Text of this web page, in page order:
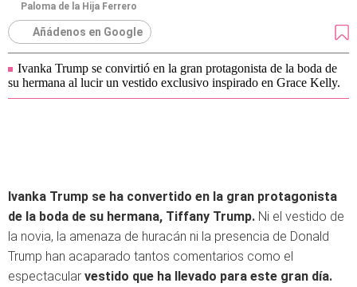
Paloma de la Hija Ferrero
Añádenos en Google
Ivanka Trump se convirtió en la gran protagonista de la boda de
su hermana al lucir un vestido exclusivo inspirado en Grace Kelly.
Ivanka Trump se ha convertido en la gran protagonista
de la boda de su hermana, Tiffany Trump. Ni el vestido de
la novia, la amenaza de huracán ni la presencia de Donald
Trump han acaparado tantos comentarios como el
espectacular vestido que ha llevado para este gran día.